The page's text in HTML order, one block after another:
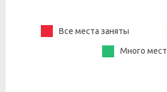
Все места заняты
Много мест